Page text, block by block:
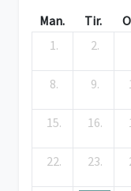
Man. Tir.
1.
2.
8. 9.
15. 16.
22. 23.